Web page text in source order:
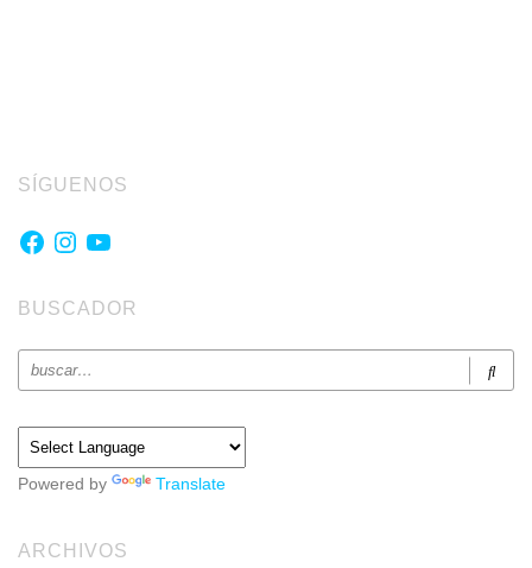
SÍGUENOS
Facebook
Instagram
YouTube
BUSCADOR
Powered by Translate
ARCHIVOS